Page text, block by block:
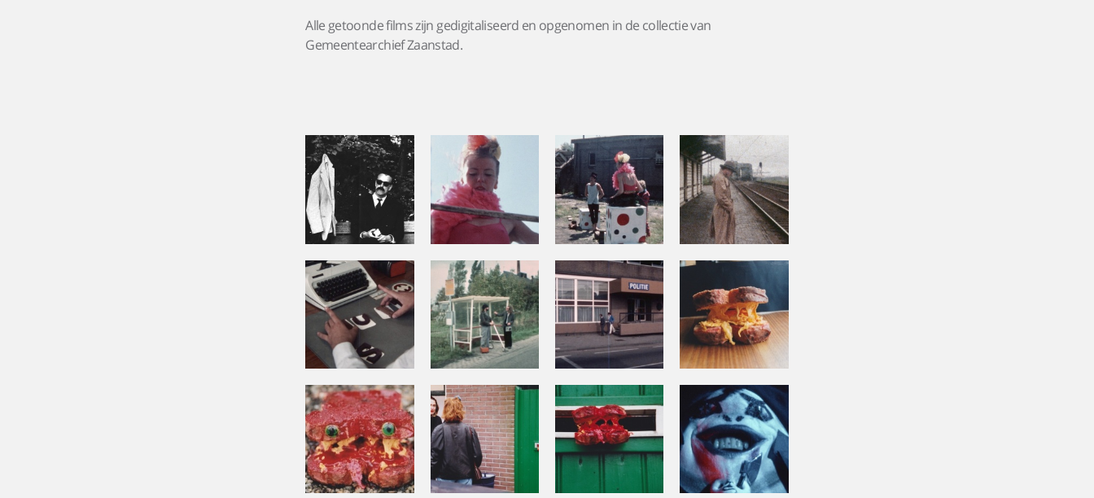
Alle getoonde films zijn gedigitaliseerd en opgenomen in de collectie van
Gemeentearchief Zaanstad.